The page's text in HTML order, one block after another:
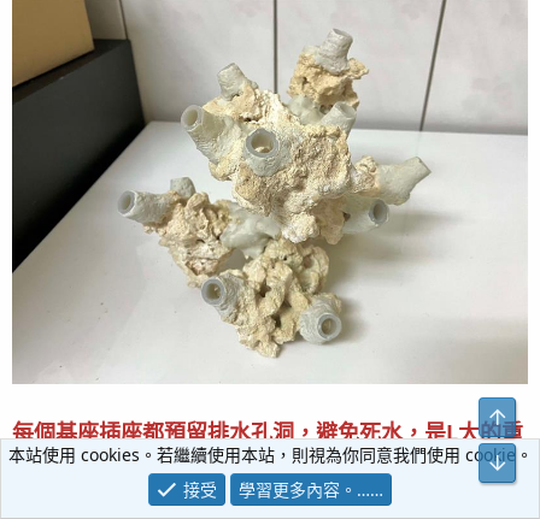
趁塑鋼土還沒完全乾掉硬化前，使用細沙石抹上塑鋼土表
面，並使用石頭在塑鋼土表面加壓石頭紋路
每個基座插座都預留排水孔洞，避免死水，是L大的重
要經驗分享!
本站使用 cookies。若繼續使用本站，則視為你同意我們使用 cookie。
接受
學習更多內容。……